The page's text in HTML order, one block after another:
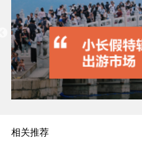
相关推荐